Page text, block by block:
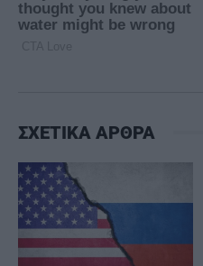
ΣΧΕΤΙΚΑ ΑΡΘΡΑ